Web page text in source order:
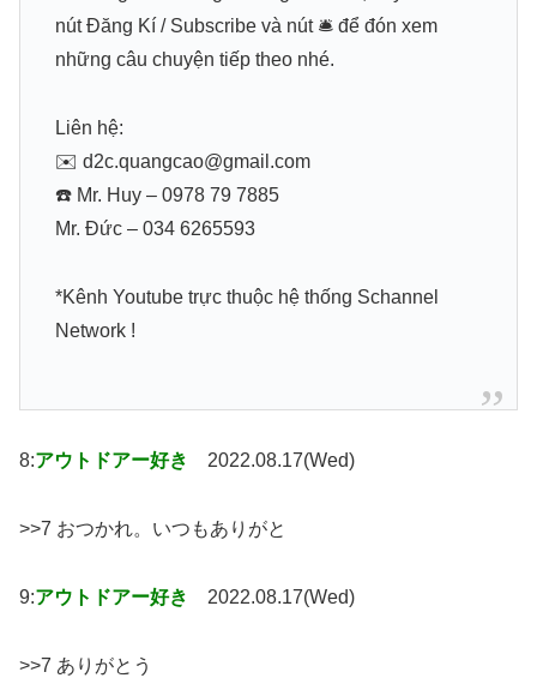
nút Đăng Kí / Subscribe và nút 🛎 để đón xem
những câu chuyện tiếp theo nhé.
Liên hệ:
✉️ d2c.quangcao@gmail.com
☎️ Mr. Huy – 0978 79 7885
Mr. Đức – 034 6265593
*Kênh Youtube trực thuộc hệ thống Schannel
Network !
8:アウトドアー好き 2022.08.17(Wed)
>>7 おつかれ。いつもありがと
9:アウトドアー好き 2022.08.17(Wed)
>>7 ありがとう